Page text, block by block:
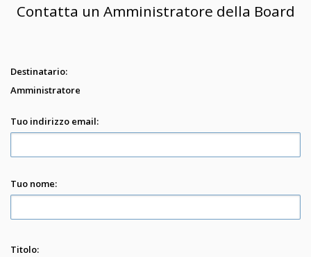
Contatta un Amministratore della Board
Destinatario:
Amministratore
Tuo indirizzo email:
Tuo nome:
Titolo: